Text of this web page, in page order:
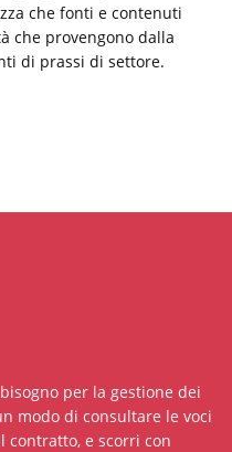
che fonti e contenuti
che provengono dalla
di prassi di settore.
per la gestione dei
modo di consultare le voci
contratto, e scorri con